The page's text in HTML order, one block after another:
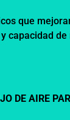
que
capacidad
DE AIRE